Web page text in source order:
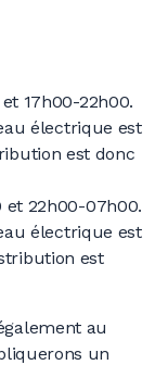
17h00-22h00.
électrique est
est donc
et 22h00-07h00.
électrique est
est
au
un